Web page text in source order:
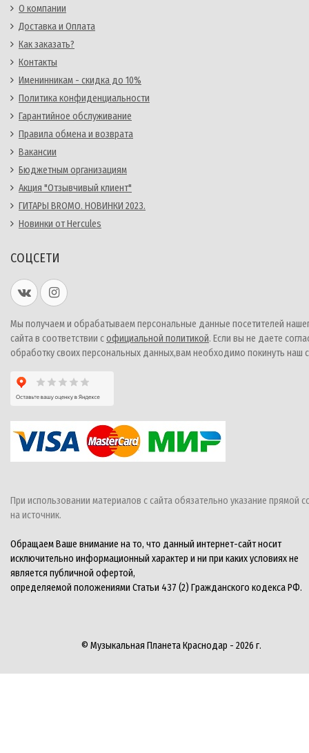
О компании
Доставка и Оплата
Как заказать?
Контакты
Именинникам - скидка до 10%
Политика конфиденциальности
Гарантийное обслуживание
Правила обмена и возврата
Вакансии
Бюджетным организациям
Акция "Отзывчивый клиент"
ГИТАРЫ BROMO. НОВИНКИ 2023.
Новинки от Hercules
СОЦСЕТИ
Мы получаем и обрабатываем персональные данные посетителей
сайта в соответствии софициальной политикой. Если вы не даете
обработку своих персональных данных,вам необходимо покинуть наш
При использовании материалов с сайта обязательно указание прямой
на источник.
Обращаем Ваше внимание на то, что данный интернет-сайт носит
исключительно информационный характер и ни при каких условиях не
является публичной офертой,
определяемой положениями Статьи 437 (2) Гражданского кодекса РФ.
© Музыкальная Планета Краснодар - 2026 г.